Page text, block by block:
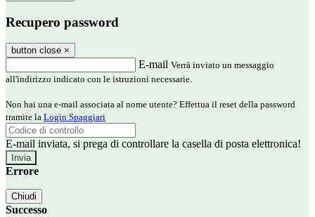
Recupero password
button close ×
E-mail Verrà inviato un messaggio
all'indirizzo indicato con le istruzioni necessarie.
Non hai una e-mail associata al nome utente? Effettua il reset della password
tramite la Login Spaggiari
E-mail inviata, si prega di controllare la casella di posta elettronica!
Errore
Chiudi
Successo